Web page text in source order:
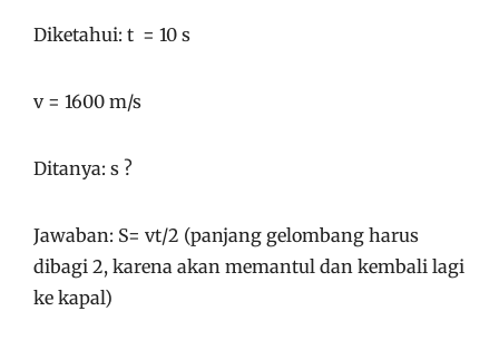
Diketahui: t = 10 s
v = 1600 m/s
Ditanya: s ?
Jawaban: S= vt/2 (panjang gelombang harus
dibagi 2, karena akan memantul dan kembali lagi
ke kapal)